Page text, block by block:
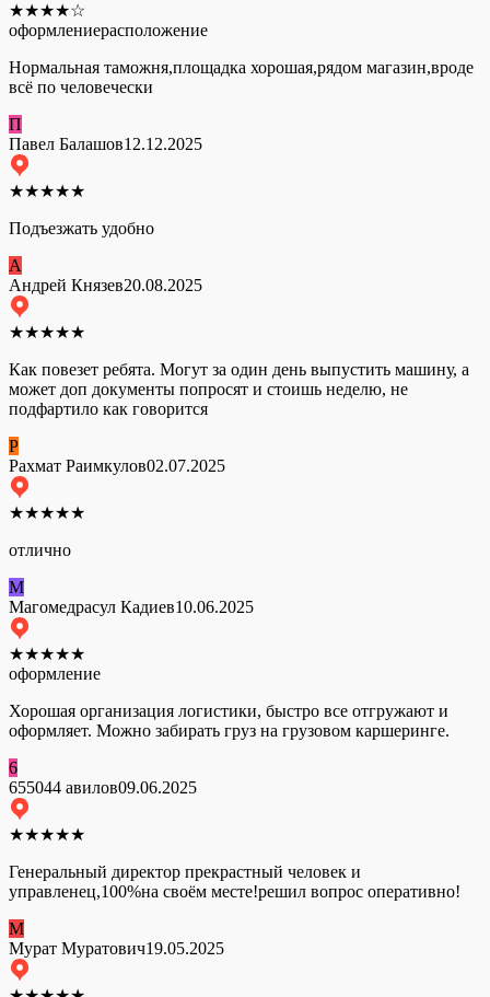
★★★★☆
оформлениерасположение
Нормальная таможня,площадка хорошая,рядом магазин,вроде
всё по человечески
П
Павел Балашов12.12.2025
★★★★★
Подъезжать удобно
А
Андрей Князев20.08.2025
★★★★★
Как повезет ребята. Могут за один день выпустить машину, а
может доп документы попросят и стоишь неделю, не
подфартило как говорится
Р
Рахмат Раимкулов02.07.2025
★★★★★
отлично
М
Магомедрасул Кадиев10.06.2025
★★★★★
оформление
Хорошая организация логистики, быстро все отгружают и
оформляет. Можно забирать груз на грузовом каршеринге.
6
655044 авилов09.06.2025
★★★★★
Генеральный директор прекрастный человек и
управленец,100%на своём месте!решил вопрос оперативно!
М
Мурат Муратович19.05.2025